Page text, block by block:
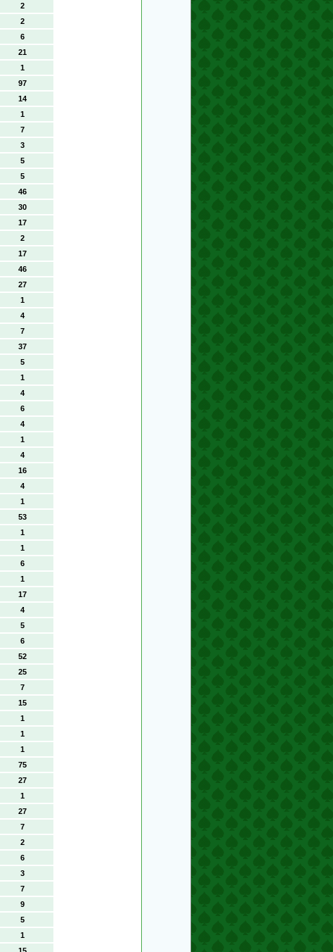
2
2
6
21
1
97
14
1
7
3
5
5
46
30
17
2
17
46
27
1
4
7
37
5
1
4
6
4
1
4
16
4
1
53
1
1
6
1
17
4
5
6
52
25
7
15
1
1
1
75
27
1
27
7
2
6
3
7
9
5
1